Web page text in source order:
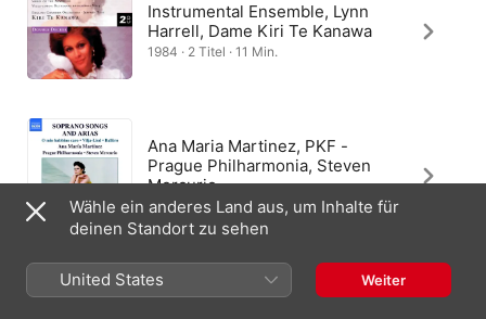
Instrumental Ensemble, Lynn
Harrell, Dame Kiri Te Kanawa
1984 · 2 Titel · 11 Min.
Ana Maria Martinez, PKF -
Prague Philharmonia, Steven
Mercurio
2005 · 2 Titel · 12 Min.
Wähle ein anderes Land aus, um Inhalte für
deinen Standort zu sehen
United States Weiter